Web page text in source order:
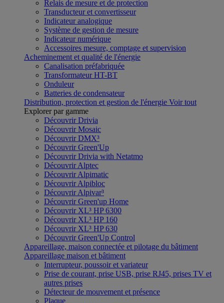
Relais de mesure et de protection
Transducteur et convertisseur
Indicateur analogique
Système de gestion de mesure
Indicateur numérique
Accessoires mesure, comptage et supervision
Acheminement et qualité de l'énergie
Canalisation préfabriquée
Transformateur HT-BT
Onduleur
Batteries de condensateur
Distribution, protection et gestion de l'énergie Voir tout
Explorer par gamme
Découvrir Drivia
Découvrir Mosaic
Découvrir DMX³
Découvrir Green'Up
Découvrir Drivia with Netatmo
Découvrir Alptec
Découvrir Alpimatic
Découvrir Alpibloc
Découvrir Alpivar³
Découvrir Green'up Home
Découvrir XL³ HP 6300
Découvrir XL³ HP 160
Découvrir XL³ HP 630
Découvrir Green'Up Control
Appareillage, maison connectée et pilotage du bâtiment
Appareillage maison et bâtiment
Interrupteur, poussoir et variateur
Prise de courant, prise USB, prise RJ45, prises TV et
autres prises
Détecteur de mouvement et présence
Plaque